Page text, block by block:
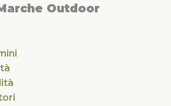
Outdoor